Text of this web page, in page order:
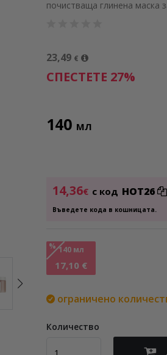
почистваща глинена маска
23,49 €
СПЕСТЕТЕ 27%
140 МЛ
14,36€ с код HOT26
Въведете кода в кошницата.
% 140 мл
17,10 €
ограничено
Количество